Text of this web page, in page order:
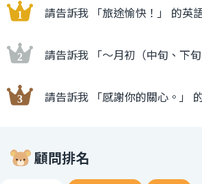
請告訴我 「旅途愉快！」 的英
請告訴我 「〜月初（中旬、下
請告訴我 「感謝你的關心。」
顧問排名